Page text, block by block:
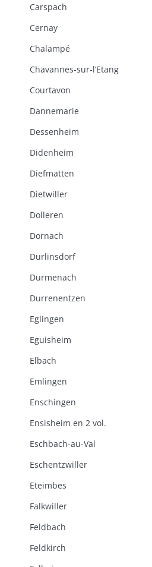
Carspach
Cernay
Chalampé
Chavannes-sur-l’Etang
Courtavon
Dannemarie
Dessenheim
Didenheim
Diefmatten
Dietwiller
Dolleren
Dornach
Durlinsdorf
Durmenach
Durrenentzen
Eglingen
Eguisheim
Elbach
Emlingen
Enschingen
Ensisheim en 2 vol.
Eschbach-au-Val
Eschentzwiller
Eteimbes
Falkwiller
Feldbach
Feldkirch